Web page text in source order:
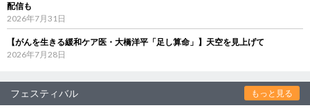
配信も
2026年7月31日
【がんを生きる緩和ケア医・大橋洋平「足し算命」】天空を見上げて
2026年7月28日
フェスティバル もっと見る